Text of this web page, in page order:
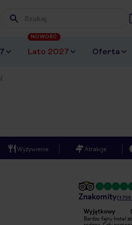
Wpisz frazę, której szukasz
Lato 2027
NOWOŚĆ
Oferta
Wyżywienie Atrakcje
Znakomity(1759
Wyjątkowy
Bardzo fajny hotel